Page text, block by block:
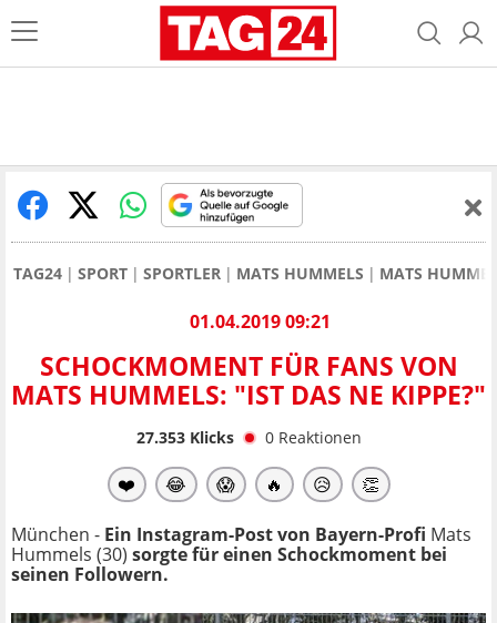
TAG24 SPORT SPORTLER MATS HUMMELS MATS
01.04.2019 09:21
SCHOCKMOMENT FÜR FANS VON
MATS HUMMELS: "IST DAS NE KIPPE?"
27.353Klicks 0 Reaktionen
❤️ 😂 😱 🔥 😥 👏
München - Ein Instagram-Post von Bayern-Profi Mats
Hummels (30) sorgte für einen Schockmoment bei
seinen Followern.